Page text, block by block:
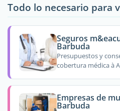
Todo lo necesario para
Seguros
Barbuda
Presupuestos y
cobertura médica à
Empresas de
Barbuda